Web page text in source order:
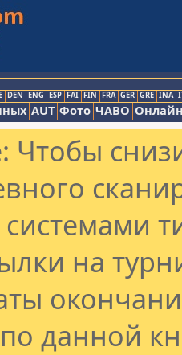
DEN ENG ESP FAI FIN FRA GER GRE INA
AUT Фото ЧАВО
на
данной